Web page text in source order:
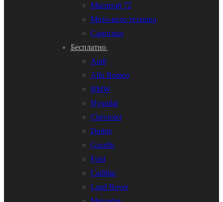
Масштаб 72
Мото-вело техника
Самосвал
Бесплатно
Audi
Alfa Romeo
BMW
Hyundai
Chevrolet
Dodge
Gazelle
Ford
Cadillac
Land Rover